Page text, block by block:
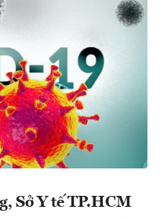
Sở Y tế TP.HCM